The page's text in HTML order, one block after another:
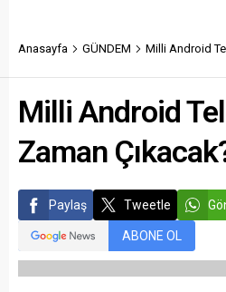
Anasayfa GÜNDEM Milli Android
Milli Android
Zaman
Paylaş Tweetle
ABONE OL